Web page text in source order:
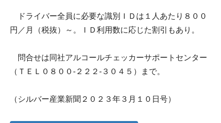
ドライバー全員に必要な識別ＩＤは１人あたり８００
円／月（税抜）～。ＩＤ利用数に応じた割引もあり。
問合せは同社アルコールチェッカーサポートセンター
（ＴＥＬ０８００-２２２-３０４５）まで。
（シルバー産業新聞２０２３年３月１０日号）